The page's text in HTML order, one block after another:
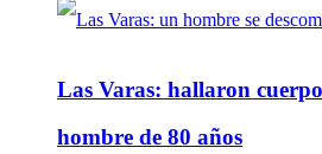
Las Varas: hallaron
hombre de 80 años